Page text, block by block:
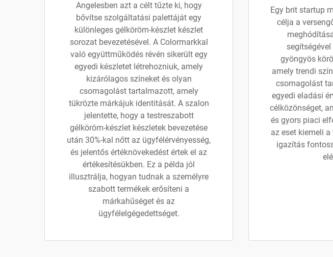
Angelesben azt a célt tűzte ki, hogy
bővítse szolgáltatási palettáját egy
különleges gélköröm-készlet készlet
sorozat bevezetésével. A Colormarkkal
való együttműködés révén sikerült egy
egyedi készletet létrehozniuk, amely
kizárólagos színeket és olyan
csomagolást tartalmazott, amely
tükrözte márkájuk identitását. A szalon
jelentette, hogy a testreszabott
gélköröm-készlet készletek bevezetése
után 30%-kal nőtt az ügyfélérvényesség,
és jelentős értéknövekedést értek el az
értékesítésükben. Ez a példa jól
illusztrálja, hogyan tudnak a személyre
szabott termékek erősíteni a
márkahűséget és az
ügyfélelgégedettséget.
Egy brit startup
célja a
gyöngyös
amely trendi
csomagolást
egyedi eladási
célközönséget,
és gyors piaci
az eset kiemeli
igazítás